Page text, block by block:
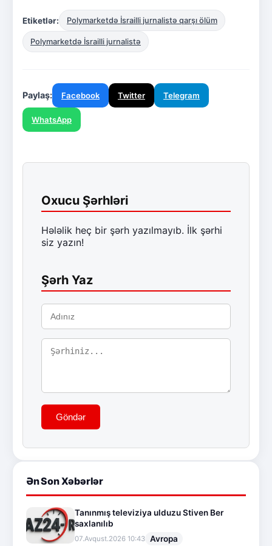
Etiketlər: Polymarketdə İsrailli jurnalistə qarşı ölüm
Polymarketdə İsrailli jurnalistə
Paylaş: Facebook Twitter Telegram
WhatsApp
Oxucu Şərhləri
Hələlik heç bir şərh yazılmayıb. İlk şərhi
siz yazın!
Şərh Yaz
Göndər
Ən Son Xəbərlər
Tanınmış televiziya ulduzu Stiven Ber
saxlanılıb
07.Avqust.2026 10:43 Avropa